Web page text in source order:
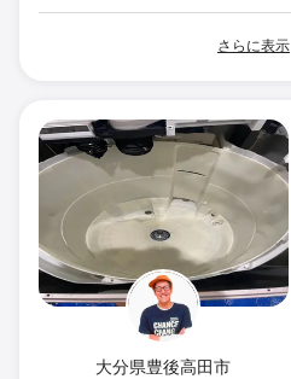
さらに表示
大分県豊後高田市